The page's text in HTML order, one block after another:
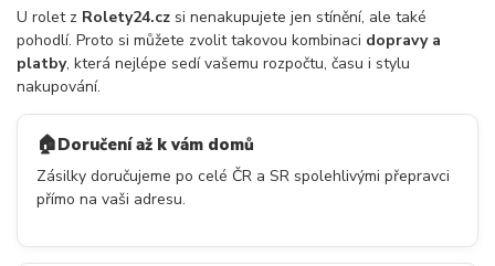
U rolet z Rolety24.cz si nenakupujete jen stínění, ale také
pohodlí. Proto si můžete zvolit takovou kombinaci dopravy a
platby, která nejlépe sedí vašemu rozpočtu, času i stylu
nakupování.
🏠Doručení až k vám domů
Zásilky doručujeme po celé ČR a SR spolehlivými přepravci
přímo na vaši adresu.